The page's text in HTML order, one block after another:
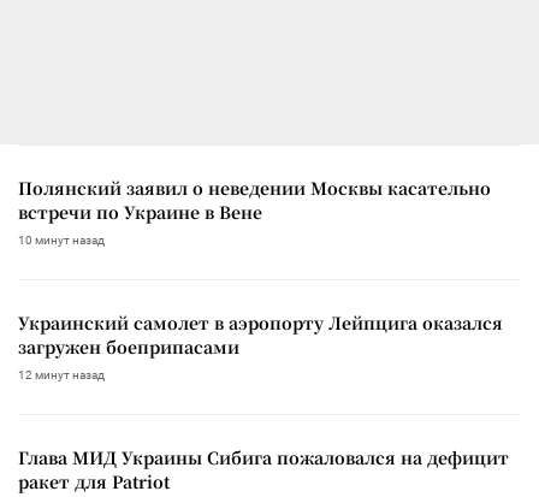
Полянский заявил о неведении Москвы касательно
встречи по Украине в Вене
10 минут назад
Украинский самолет в аэропорту Лейпцига оказался
загружен боеприпасами
12 минут назад
Глава МИД Украины Сибига пожаловался на дефицит
ракет для Patriot